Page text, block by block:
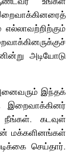
அடியோடு
இந்தக்
இறைவாக்கினர்
நீங்கள். கடவுள்
மக்களினங்கள்
செய்தார்.